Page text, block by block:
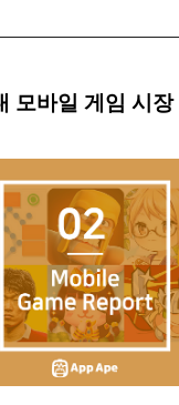
모바일 게임 시